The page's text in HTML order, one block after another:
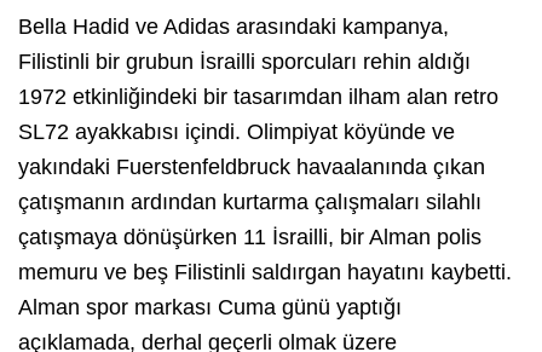
Bella Hadid ve Adidas arasındaki kampanya,
Filistinli bir grubun İsrailli sporcuları rehin aldığı
1972 etkinliğindeki bir tasarımdan ilham alan retro
SL72 ayakkabısı içindi. Olimpiyat köyünde ve
yakındaki Fuerstenfeldbruck havaalanında çıkan
çatışmanın ardından kurtarma çalışmaları silahlı
çatışmaya dönüşürken 11 İsrailli, bir Alman polis
memuru ve beş Filistinli saldırgan hayatını kaybetti.
Alman spor markası Cuma günü yaptığı
açıklamada, derhal geçerli olmak üzere